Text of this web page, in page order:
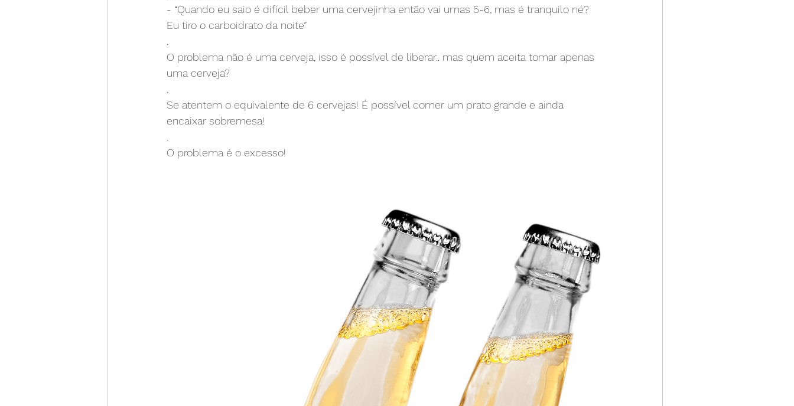
- “Quando eu saio é difícil beber uma cervejinha então vai umas 5-6, mas é tranquilo né?
Eu tiro o carboidrato da noite”
O problema não é uma cerveja, isso é possível de liberar.. mas quem aceita tomar apenas
uma cerveja?
Se atentem o equivalente de 6 cervejas! É possível comer um prato grande e ainda
encaixar sobremesa!
O problema é o excesso!